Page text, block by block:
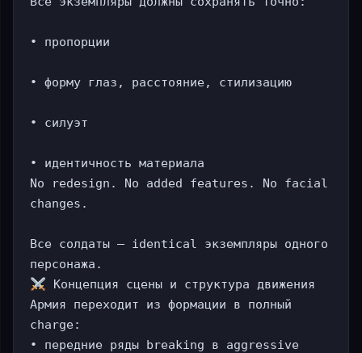
• пропорции
• форму глаз, расстояние, стилизацию
• силуэт
• идентичность материала
No redesign. No added features. No facial
changes.
Все солдаты — identical экземпляры одного
Концепция сцены и структура движения
Армия переходит из формации в полный
charge:
• передние ряды breaking в aggressive